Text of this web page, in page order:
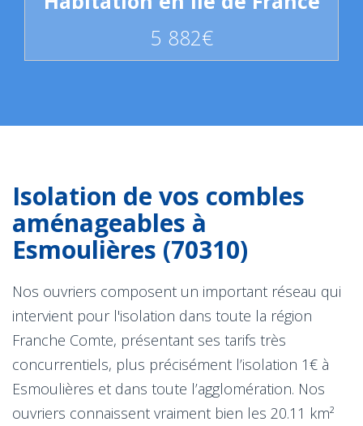
5 882€
Isolation de vos combles
aménageables à
Esmoulières (70310)
Nos ouvriers composent un important réseau qui
intervient pour l'isolation dans toute la région
Franche Comte, présentant ses tarifs très
concurrentiels, plus précisément l’isolation 1€ à
Esmoulières et dans toute l’agglomération. Nos
ouvriers connaissent vraiment bien les 20.11 km²